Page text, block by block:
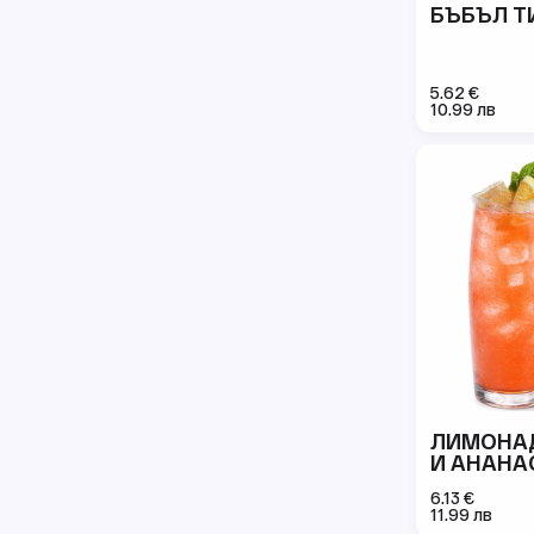
БЪБЪЛ
5.62 €
10.99 лв
И
6.13 €
11.99 лв